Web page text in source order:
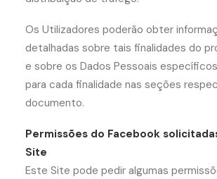
Os Utilizadores poderão obter
detalhadas sobre tais finalidades do
e sobre os Dados Pessoais
para cada finalidade nas seções
documento.
Permissões do Facebook
Site
Este Site pode pedir algumas